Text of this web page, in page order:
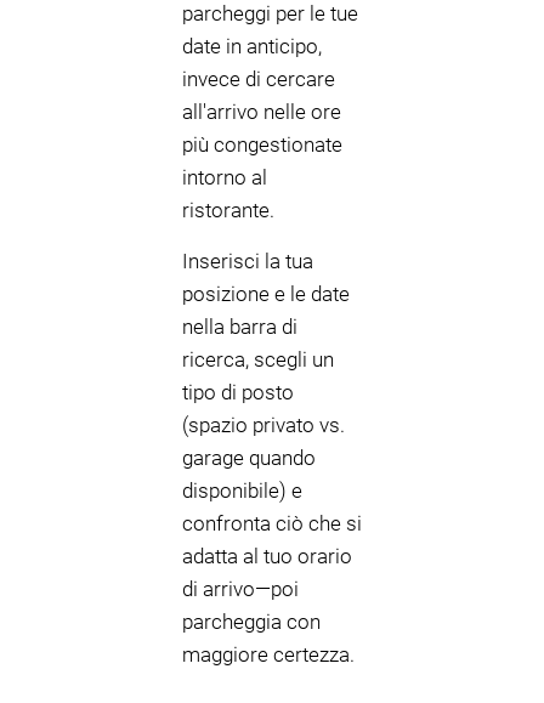
parcheggi per le tue
date in anticipo,
invece di cercare
all'arrivo nelle ore
più congestionate
intorno al
ristorante.
Inserisci la tua
posizione e le date
nella barra di
ricerca, scegli un
tipo di posto
(spazio privato vs.
garage quando
disponibile) e
confronta ciò che si
adatta al tuo orario
di arrivo—poi
parcheggia con
maggiore certezza.